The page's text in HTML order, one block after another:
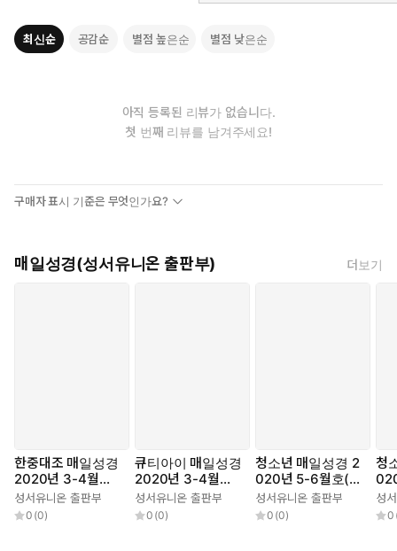
최신순 공감순 별점 높은순 별점 낮은순
아직 등록된 리뷰가 없습니다.
첫 번째 리뷰를 남겨주세요!
구매자 표시 기준은 무엇인가요?
매일성경(성서유니온 출판부) 더보기
한중대조 매일성경
2020년 3-4월호
(마가복음.에스겔3
3~48장)
성서유니온 출판부
0 (0)
큐티아이 매일성경
2020년 3-4월호
(마가복음.에스겔3
3~48장)
성서유니온 출판부
0 (0)
청소년 매일성경 2
020년 5-6월호(시
편1~23편,하박국,
고린도전서)
성서유니온 출판부
0 (0)
청
세
성
0